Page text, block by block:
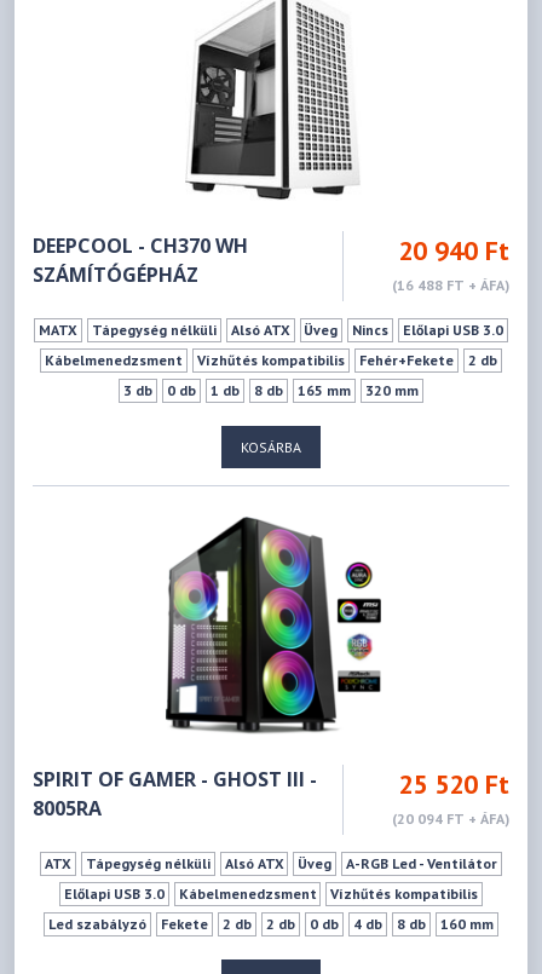
DEEPCOOL - CH370 WH
SZÁMÍTÓGÉPHÁZ
20 940 Ft
(16 488 FT + ÁFA)
MATX Tápegység nélküli Alsó ATX Üveg Nincs
Előlapi USB 3.0
Kábelmenedzsment
Vízhűtés kompatibilis Fehér+Fekete
2 db
3 db
0 db 1 db 8 db 165 mm 320 mm
KOSÁRBA
SPIRIT OF GAMER - GHOST III -
8005RA
25 520 Ft
(20 094 FT + ÁFA)
ATX Tápegység nélküli Alsó ATX Üveg
A-RGB Led - Ventilátor
Előlapi USB 3.0
Kábelmenedzsment
Vízhűtés kompatibilis
Led szabályzó
Fekete 2 db 2 db 0 db 4 db 8 db
160 mm